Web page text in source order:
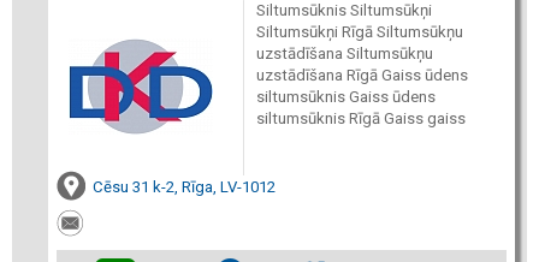
Siltumsūknis Siltumsūkņi
Siltumsūkņi Rīgā Siltumsūkņu
uzstādīšana Siltumsūkņu
uzstādīšana Rīgā Gaiss ūdens
siltumsūknis Gaiss ūdens
siltumsūknis Rīgā Gaiss gaiss
Cēsu 31 k-2, Rīga, LV-1012